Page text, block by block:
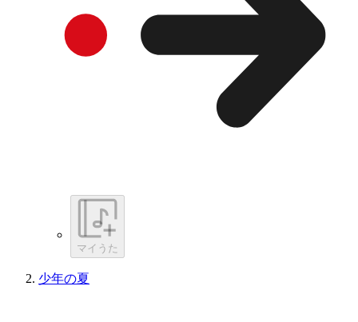
マイうた
少年の夏